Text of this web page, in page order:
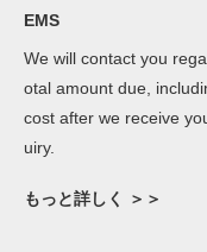
EMS
We will contact you
otal amount due,
cost after we receive
uiry.
もっと詳しく ＞＞